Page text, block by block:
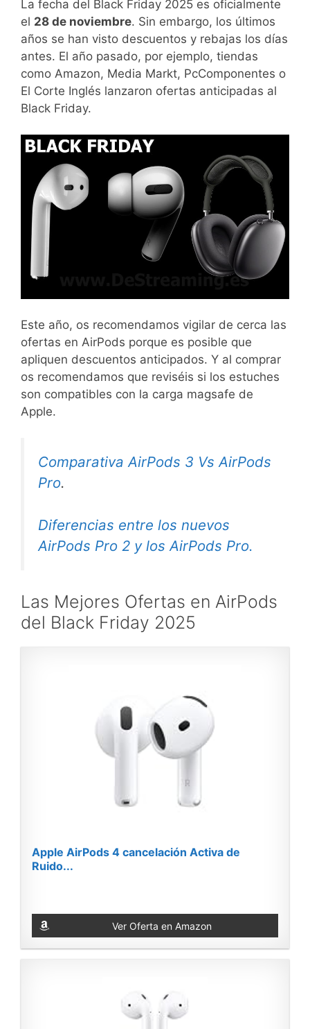
La fecha del Black Friday 2025 es oficialmente
el 28 de noviembre. Sin embargo, los últimos
años se han visto descuentos y rebajas los días
antes. El año pasado, por ejemplo, tiendas
como Amazon, Media Markt, PcComponentes o
El Corte Inglés lanzaron ofertas anticipadas al
Black Friday.
Este año, os recomendamos vigilar de cerca las
ofertas en AirPods porque es posible que
apliquen descuentos anticipados. Y al comprar
os recomendamos que reviséis si los estuches
son compatibles con la carga magsafe de
Apple.
Comparativa AirPods 3 Vs AirPods
Pro.
Diferencias entre los nuevos
AirPods Pro 2 y los AirPods Pro.
Las Mejores Ofertas en AirPods
del Black Friday 2025
Apple AirPods 4 cancelación Activa de
Ruido...
Ver Oferta en Amazon